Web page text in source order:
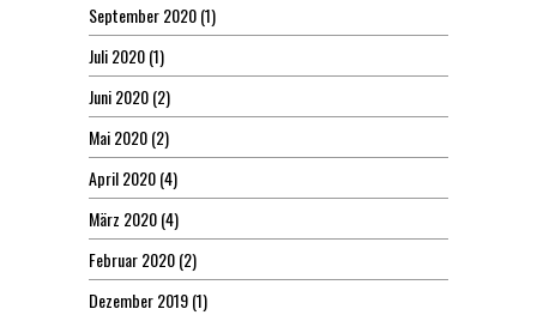
September 2020(1)
Juli 2020(1)
Juni 2020(2)
Mai 2020(2)
April 2020(4)
März 2020(4)
Februar 2020(2)
Dezember 2019(1)